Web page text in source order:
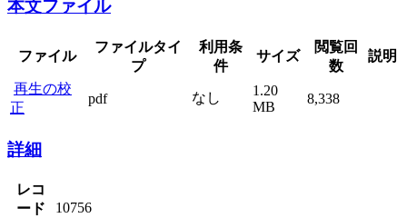
本文ファイル
ファイル
ファイルタイ
プ
利用条
件
サイズ
閲覧回
数
説明
再生の校
正
pdf なし
1.20
MB
8,338
詳細
レコ
ード
10756